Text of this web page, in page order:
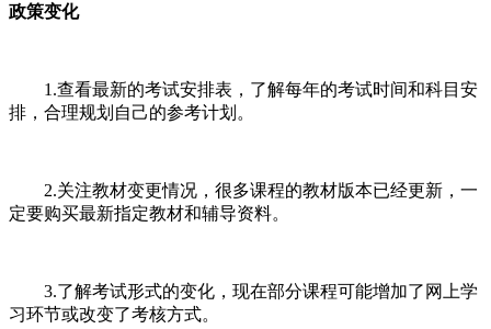
政策变化
1.查看最新的考试安排表，了解每年的考试时间和科目安
排，合理规划自己的参考计划。
2.关注教材变更情况，很多课程的教材版本已经更新，一
定要购买最新指定教材和辅导资料。
3.了解考试形式的变化，现在部分课程可能增加了网上学
习环节或改变了考核方式。